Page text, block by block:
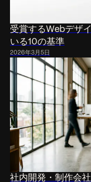
受賞するWebデザ
いる10の基準
2026年3月5日
社内開発・制作会